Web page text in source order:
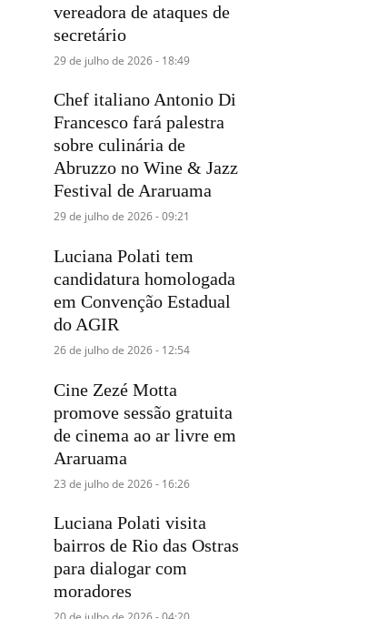
vereadora de ataques de
secretário
29 de julho de 2026 - 18:49
Chef italiano Antonio Di
Francesco fará palestra
sobre culinária de
Abruzzo no Wine & Jazz
Festival de Araruama
29 de julho de 2026 - 09:21
Luciana Polati tem
candidatura homologada
em Convenção Estadual
do AGIR
26 de julho de 2026 - 12:54
Cine Zezé Motta
promove sessão gratuita
de cinema ao ar livre em
Araruama
23 de julho de 2026 - 16:26
Luciana Polati visita
bairros de Rio das Ostras
para dialogar com
moradores